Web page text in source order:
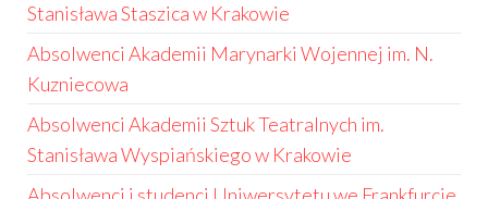
Stanisława Staszica w Krakowie
Absolwenci Akademii Marynarki Wojennej im. N.
Kuzniecowa
Absolwenci Akademii Sztuk Teatralnych im.
Stanisława Wyspiańskiego w Krakowie